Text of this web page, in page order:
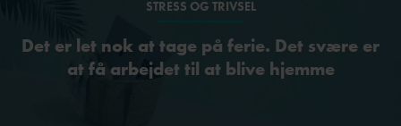
STRESS OG TRIVSEL
Det er let nok at tage på ferie. Det svære er
at få arbejdet til at blive hjemme